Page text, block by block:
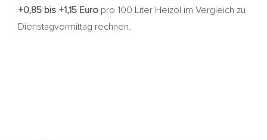
+0,85 bis +1,15 Europro 100 Liter Heizöl im Vergleich zu
Dienstagvormittag rechnen.